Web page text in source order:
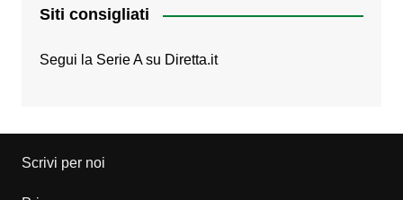
Siti consigliati
Segui la Serie A su Diretta.it
Scrivi per noi